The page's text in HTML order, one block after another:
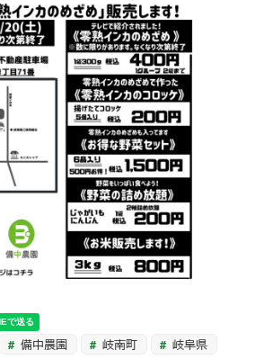
備中農園 岐南町
岐阜県